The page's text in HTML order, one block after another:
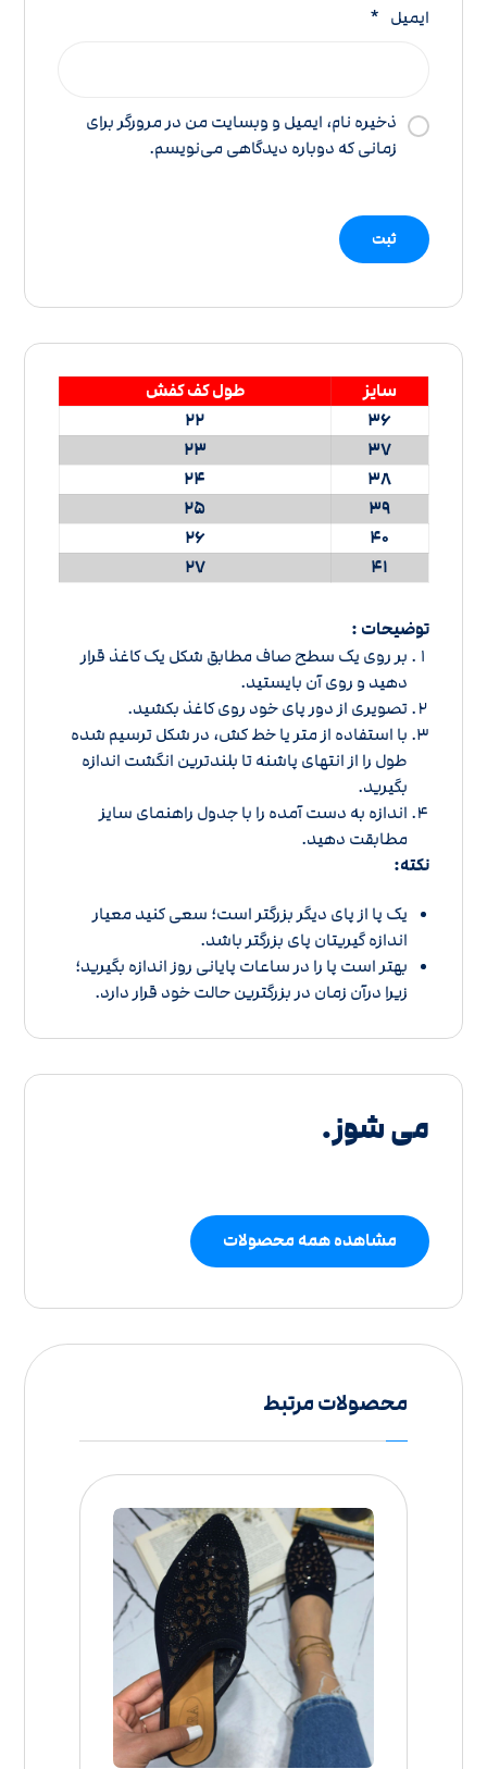
ایمیل *
ذخیره نام، ایمیل و وبسایت من در مرورگر برای
زمانی که دوباره دیدگاهی می‌نویسم.
سایز
طول کف کفش
36
22
37
23
38
24
39
25
40
26
41
27
توضیحات :
بر روی یک سطح صاف مطابق شکل یک کاغذ قرار
دهید و روی آن بایستید.
تصویری از دور پای خود روی کاغذ بکشید.
با استفاده از متر یا خط کش، در شکل ترسیم شده
طول را از انتهای پاشنه تا بلندترین انگشت اندازه
بگیرید.
اندازه به دست آمده را باجدول راهنمای سایز
مطابقت دهید.
نکته:
یک پا از پای دیگر بزرگتر است؛ سعی کنید معیار
اندازه گیریتان پای بزرگتر باشد.
بهتر است پا را در ساعات پایانی روز اندازه بگیرید؛
زیرا درآن زمان در بزرگترین حالت خود قرار دارد.
می شوز.
مشاهده همه محصولات
محصولات مرتبط